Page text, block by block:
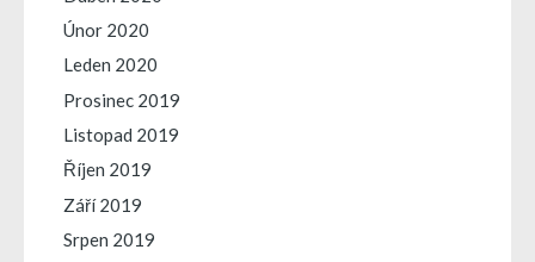
Únor 2020
Leden 2020
Prosinec 2019
Listopad 2019
Říjen 2019
Září 2019
Srpen 2019